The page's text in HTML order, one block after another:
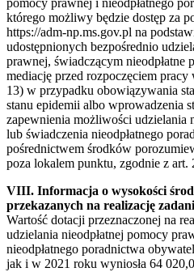
pomocy prawnej i nieodpłatnego
którego możliwy będzie dostęp za
https://adm-np.ms.gov.pl na
udostępnionych bezpośrednio
prawnej, świadczącym nieodpłatne
mediację przed rozpoczęciem pracy
13) w przypadku obowiązywania
stanu epidemii albo wprowadzenia
zapewnienia możliwości udzielania
lub świadczenia nieodpłatnego
pośrednictwem środków
poza lokalem punktu, zgodnie z art.
VIII. Informacja o wysokości
przekazanych na realizację
Wartość dotacji przeznaczonej na
udzielania nieodpłatnej pomocy
nieodpłatnego poradnictwa
jak i w 2021 roku wyniosła 64